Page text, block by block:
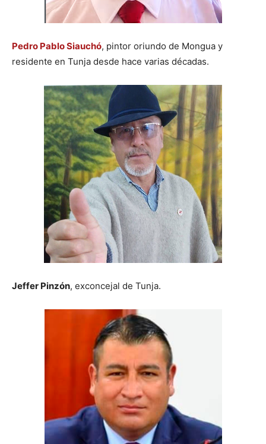
Pedro Pablo Siauchó, pintor oriundo de Mongua y
residente en Tunja desde hace varias décadas.
Jeffer Pinzón, exconcejal de Tunja.